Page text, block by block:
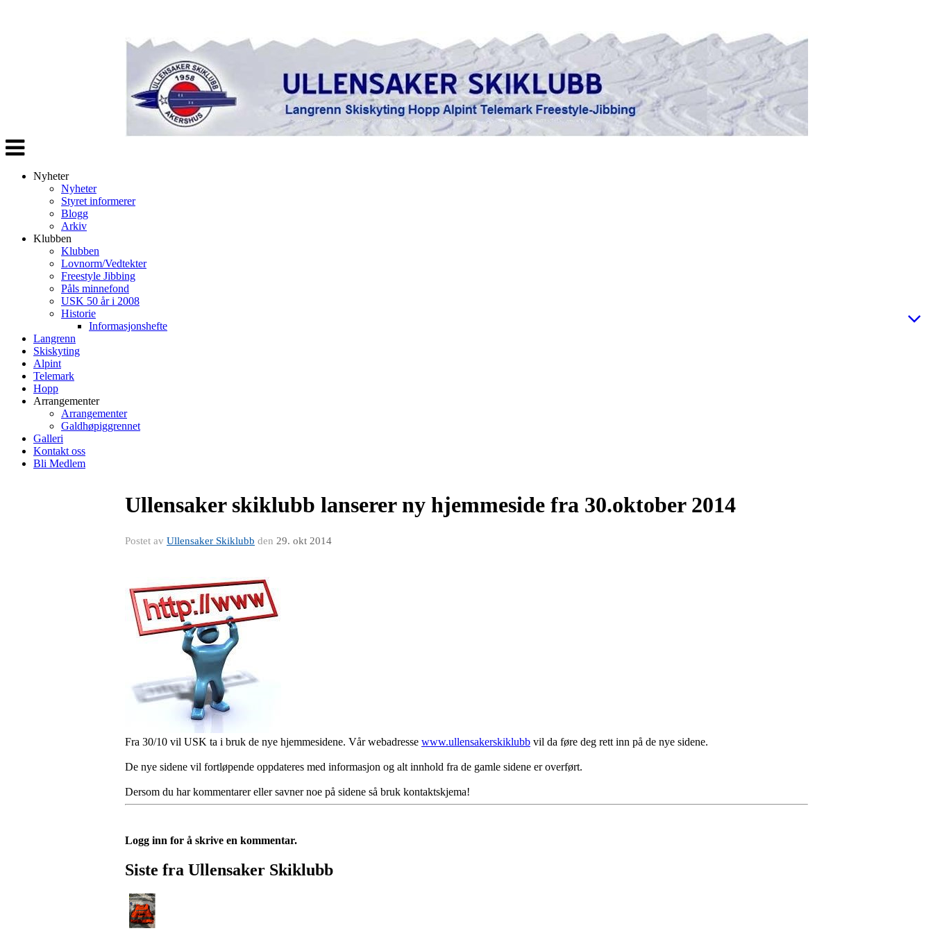
Veksle
navigasjon
Nyheter
Nyheter
Styret informerer
Blogg
Arkiv
Klubben
Klubben
Lovnorm/Vedtekter
Freestyle Jibbing
Påls minnefond
USK 50 år i 2008
Historie
Informasjonshefte
Langrenn
Skiskyting
Alpint
Telemark
Hopp
Arrangementer
Arrangementer
Galdhøpiggrennet
Galleri
Kontakt oss
Bli Medlem
Ullensaker skiklubb lanserer ny hjemmeside fra 30.oktober 2014
Postet av Ullensaker Skiklubb den 29. okt 2014
Fra 30/10 vil USK ta i bruk de nye hjemmesidene. Vår webadresse www.ullensakerskiklubb vil da føre deg rett inn på de nye sidene.
De nye sidene vil fortløpende oppdateres med informasjon og alt innhold fra de gamle sidene er overført.
Dersom du har kommentarer eller savner noe på sidene så bruk kontaktskjema!
Logg inn for å skrive en kommentar.
Siste fra Ullensaker Skiklubb